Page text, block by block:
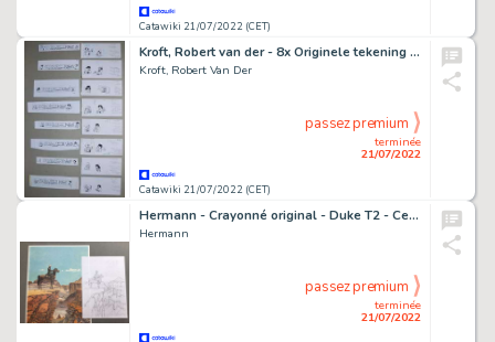
Catawiki 21/07/2022 (CET)
Kroft, Robert van der - 8x Originele tekening + 8x Koptekst - Sjors & Sjimmie grappen - (1982)
Kroft, Robert Van Der
Catawiki 21/07/2022 (CET)
terminée
21/07/2022
passez premium
Hermann - Crayonné original - Duke T2 - Celui qui tue - (2020)
Hermann
terminée
21/07/2022
passez premium